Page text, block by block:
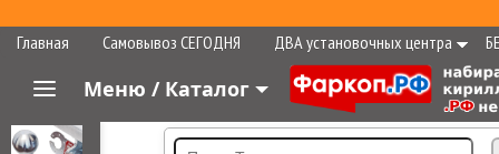
Главная Самовывоз СЕГОДНЯ ДВА установочных центра
Меню / Каталог